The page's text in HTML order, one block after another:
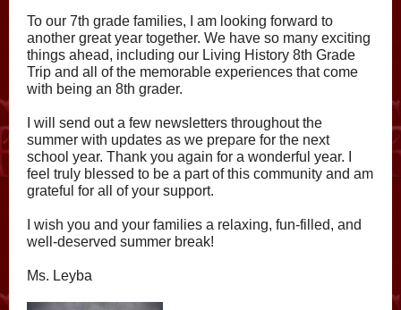
To our 7th grade families, I am looking forward to
another great year together. We have so many exciting
things ahead, including our Living History 8th Grade
Trip and all of the memorable experiences that come
with being an 8th grader.
I will send out a few newsletters throughout the
summer with updates as we prepare for the next
school year. Thank you again for a wonderful year. I
feel truly blessed to be a part of this community and am
grateful for all of your support.
I wish you and your families a relaxing, fun-filled, and
well-deserved summer break!
Ms. Leyba